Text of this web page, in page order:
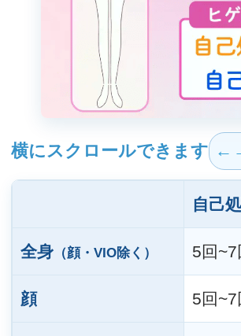
横にスクロールできます
自己
全身 （顔・VIO除く） 5回~7
顔 5回~7